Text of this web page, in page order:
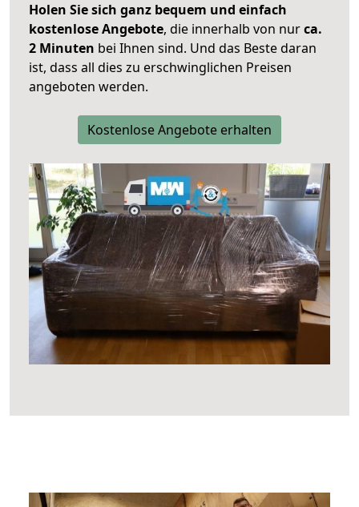
Holen Sie sich ganz bequem und einfach
kostenlose Angebote, die innerhalb von nurca.
2 Minuten bei Ihnen sind. Und das Beste daran
ist, dass all dies zu erschwinglichen Preisen
angeboten werden.
Kostenlose Angebote erhalten